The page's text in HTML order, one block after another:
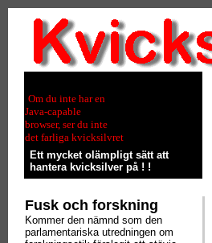
Om du inte har en
Java-capable
browser, ser du inte
det farliga kvicksilvret
Ett mycket olämpligt sätt att
hantera kvicksilver på ! !
Fusk och forskning
Kommer den nämnd som den
parlamentariska utredningen om